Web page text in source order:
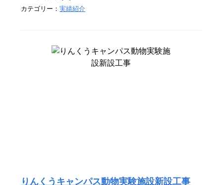
カテゴリー：実績紹介
りんくうキャンパス動物実験施設新設工事